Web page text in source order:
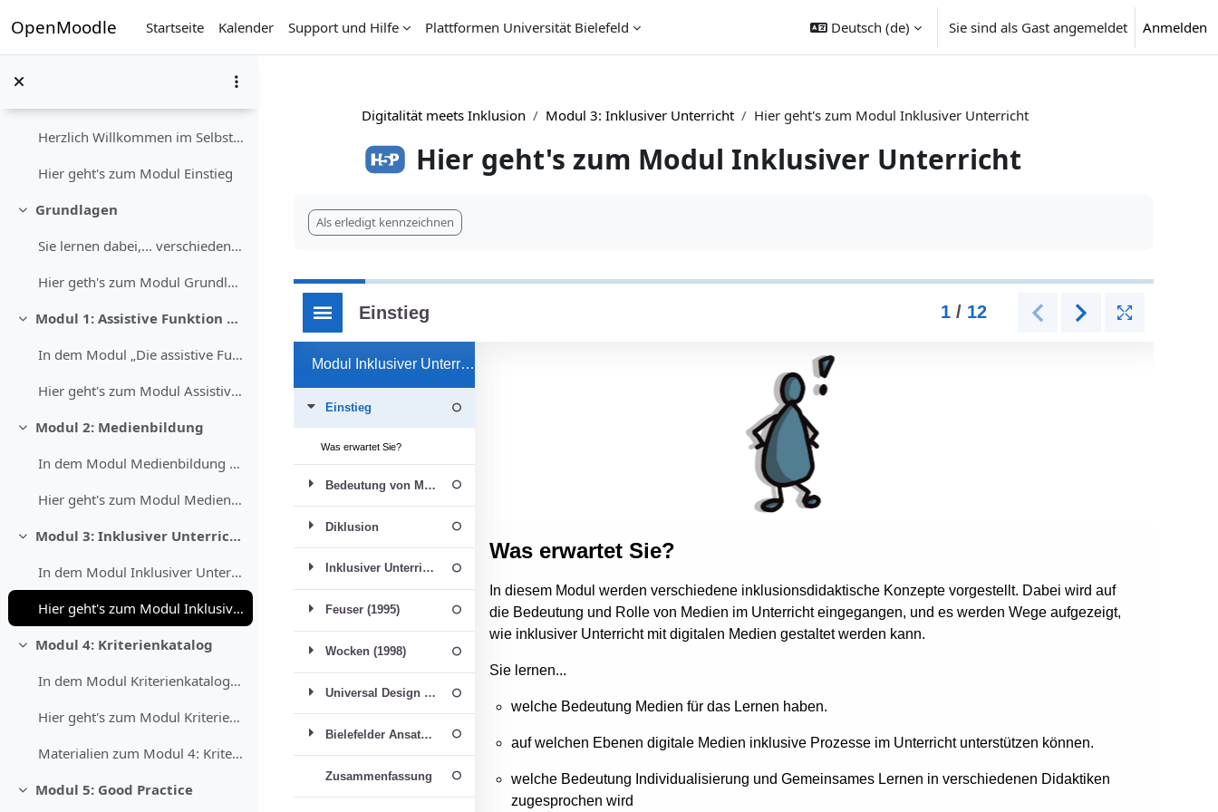
OpenMoodle Startseite Kalender Support und Hilfe Plattformen Universität Bielefeld Deutsch ‎(de)‎ Sie sind als Gast angemeldet Anmelden
Ankündigungen
Einklappen
Herzlich Willkommen im Selbstlernkurs zu den Theme...
Hier geht's zum Modul Einstieg
Einklappen
Grundlagen
Sie lernen dabei,... verschiedene Begrifflichkeite...
Hier geth's zum Modul Grundlagen
Einklappen
Modul 1: Assistive Funktion von Medien
In dem Modul „Die assistive Funktion von Medien“ g...
Hier geht's zum Modul Assistive Funktion von Medien
Einklappen
Modul 2: Medienbildung
In dem Modul Medienbildung setzen Sie sich mit dem...
Hier geht's zum Modul Medienbildung
Einklappen
Modul 3: Inklusiver Unterricht
In dem Modul Inklusiver Unterricht lernen Sie vers...
Hier geht's zum Modul Inklusiver Unterricht
Einklappen
Modul 4: Kriterienkatalog
In dem Modul Kriterienkatalog lernen Sie, wie Sie ...
Hier geht's zum Modul Kriterienkatalog
Materialien zum Modul 4: Kriterienkatalog
Einklappen
Modul 5: Good Practice
Digitalität meets Inklusion Modul 3: Inklusiver Unterricht Hier geht's zum Modul Inklusiver Unterricht
Hier geht's zum Modul Inklusiver Unterricht
Als erledigt kennzeichnen